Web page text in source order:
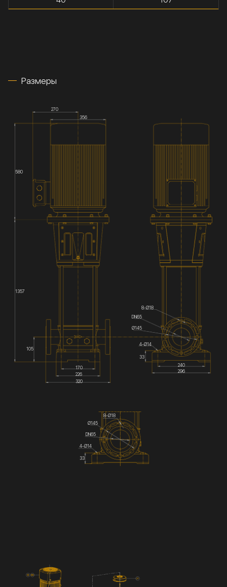
Размеры
DN65
270
356
580
1357
105
170
226
320
240
296
33
4-Ø14
Ø145
8-Ø18
DN65
8-Ø18
Ø145
4-Ø14
33